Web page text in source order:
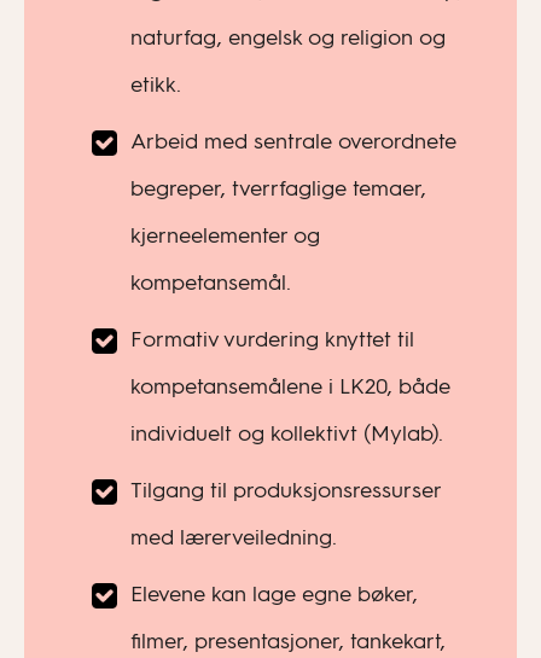
naturfag, engelsk og religion og
etikk.
Arbeid med sentrale overordnete
begreper, tverrfaglige temaer,
kjerneelementer og
kompetansemål.
Formativ vurdering knyttet til
kompetansemålene i LK20, både
individuelt og kollektivt (Mylab).
Tilgang til produksjonsressurser
med lærerveiledning.
Elevene kan lage egne bøker,
filmer, presentasjoner, tankekart,